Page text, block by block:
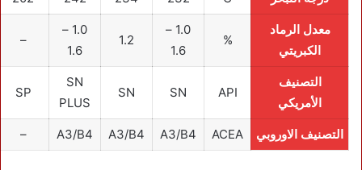
معدل الرماد
الكبريتي
%
1.0 –
1.6
1.2
1.0 –
1.6
–
التصنيف
الأمريكي
API
SN
SN
SN
PLUS
SP
التصنيف الاوروبي ACEA
A3/B4
A3/B4
A3/B4
–